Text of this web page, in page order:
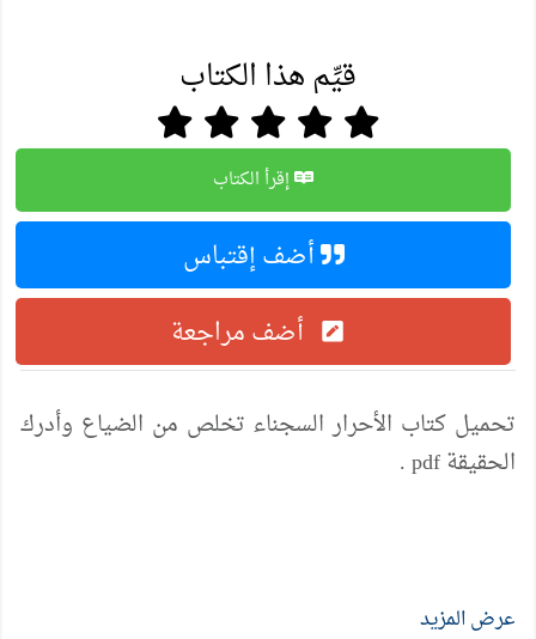
قيِّم هذا الكتاب
إقرأ الكتاب
أضف إقتباس
أضف مراجعة
تحميل كتاب الأحرار السجناء تخلص من الضياع وأدرك
الحقيقة pdf .
عرض المزيد